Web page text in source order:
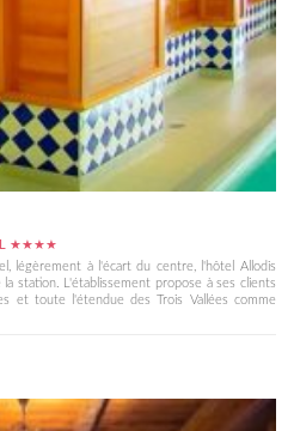
★★★★
légèrement à l'écart du centre, l'hôtel Allodis
station. L'établissement propose à ses clients
et toute l'étendue des Trois Vallées comme